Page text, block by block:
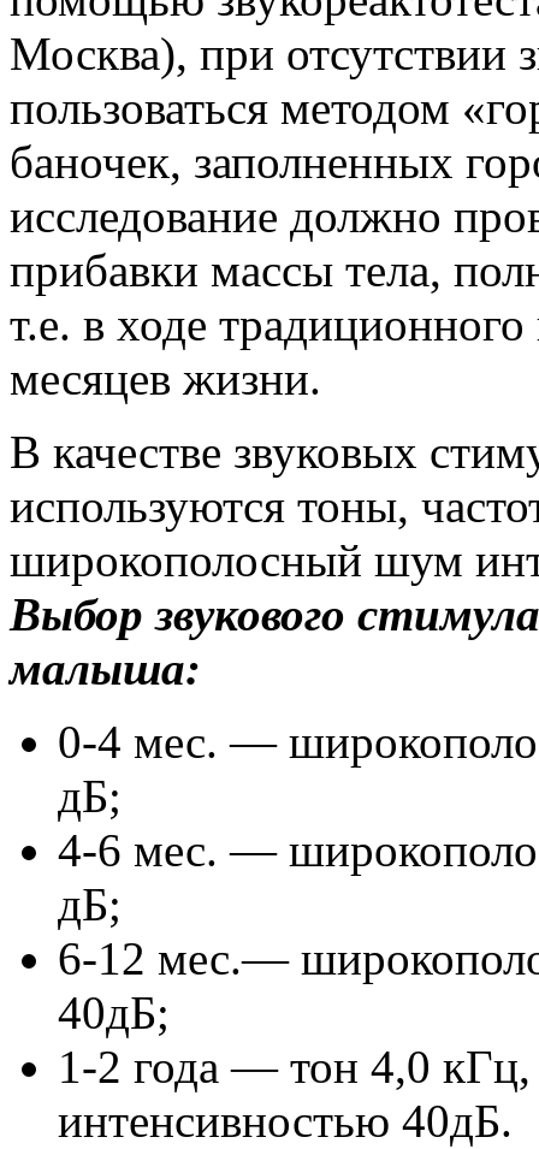
Москва), при отсутствии
пользоваться методом
баночек, заполненных
исследование должно
прибавки массы тела,
т.е. в ходе
месяцев жизни.
В качестве звуковых
используются тоны,
широкополосный шум
Выбор звукового
малыша:
0-4 мес. —
дБ;
4-6 мес. —
дБ;
6-12 мес.—
40дБ;
1-2 года — тон 4,0 кГц,
интенсивностью 40дБ.